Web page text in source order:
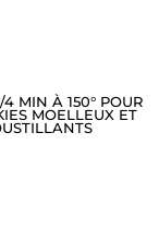
MIN À 150° POUR
MOELLEUX ET